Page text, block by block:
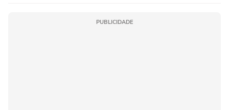
PUBLICIDADE